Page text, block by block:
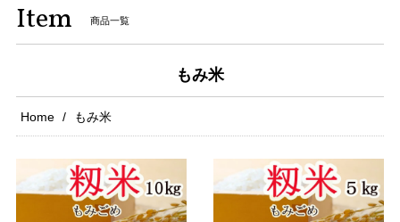
Item 商品一覧
もみ米
Home もみ米